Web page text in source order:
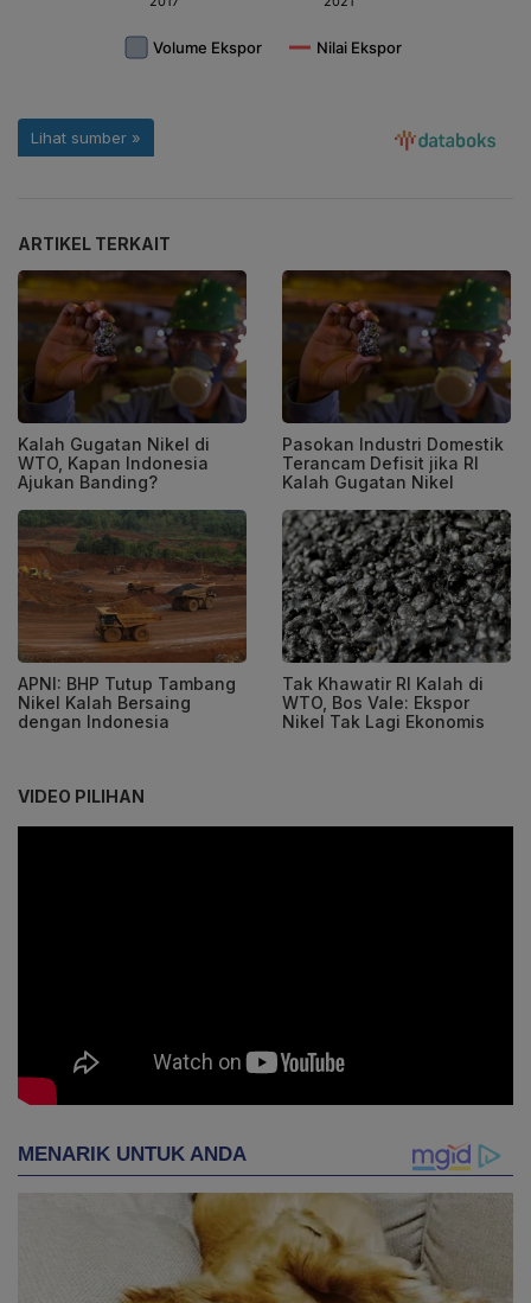
ARTIKEL TERKAIT
Kalah Gugatan Nikel di
WTO, Kapan Indonesia
Ajukan Banding?
Pasokan Industri Domestik
Terancam Defisit jika RI
Kalah Gugatan Nikel
APNI: BHP Tutup Tambang
Nikel Kalah Bersaing
dengan Indonesia
Tak Khawatir RI Kalah di
WTO, Bos Vale: Ekspor
Nikel Tak Lagi Ekonomis
VIDEO PILIHAN